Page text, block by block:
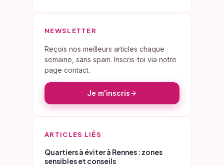
NEWSLETTER
Reçois nos meilleurs articles chaque
semaine, sans spam. Inscris-toi via notre
page contact.
Je m'inscris
ARTICLES LIÉS
Quartiers à éviter à Rennes : zones
sensibles et conseils